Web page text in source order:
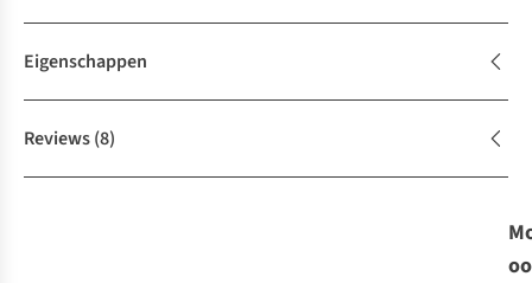
Eigenschappen
Reviews(8)